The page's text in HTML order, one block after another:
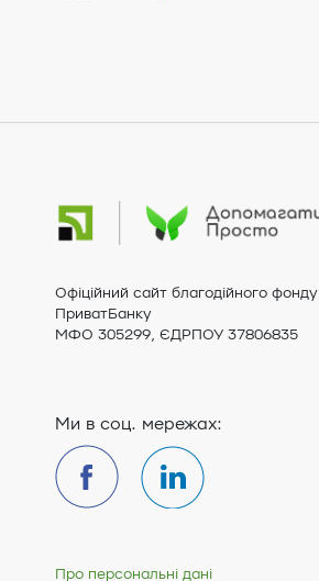
Офіційний сайт благодійного фонду
ПриватБанку
МФО 305299, ЄДРПОУ 37806835
Ми в соц. мережах:
Про персональні дані